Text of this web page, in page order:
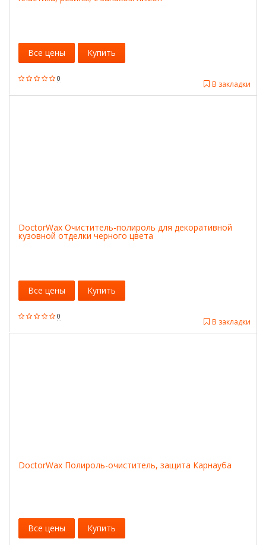
0
В закладки
Все цены Купить
DoctorWax Очиститель-полироль для декоративной
кузовной отделки черного цвета
0
В закладки
Все цены Купить
DoctorWax Полироль-очиститель, защита Карнауба
Все цены Купить